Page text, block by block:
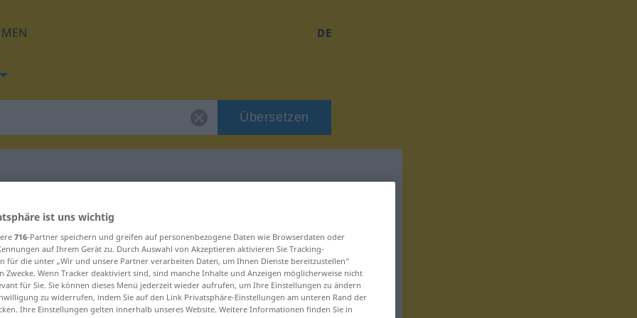
DE
Übersetzen
für "bagremov"
ist uns wichtig
716-Partner speichern und greifen auf personenbezogene Daten wie Browserdaten oder
auf Ihrem Gerät zu. Durch Auswahl von Akzeptieren aktivieren Sie Tracking-
für die unter „Wir und unsere Partner verarbeiten Daten, um Ihnen Dienste bereitzustellen“
Zwecke. Wenn Tracker deaktiviert sind, sind manche Inhalte und Anzeigen möglicherweise nicht
für Sie. Sie können dieses Menü jederzeit wieder aufrufen, um Ihre Einstellungen zu ändern
zu widerrufen, indem Sie auf den Link Privatsphäre-Einstellungen am unteren Rand der
Ihre Einstellungen gelten innerhalb unseres Website. Weitere Informationen finden Sie in